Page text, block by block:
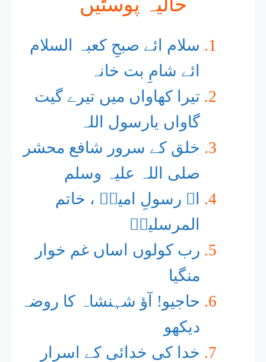
سلام ائے صبحِ کعبہ السلام
ائے شامِ بت خانہ
تیرا کھاواں میں تیرے گیت
گاواں یارسول اللہ
خلق کے سرور شافع محشر
صلی اللہ علیہ وسلم
اے رسولِ امیںؐ ، خاتم
المرسلیںؐ
رب کولوں اساں غم خوار
منگیا
حاجیو! آؤ شہنشاہ کا روضہ
دیکھو
خدا کی خدائی کے اسرار